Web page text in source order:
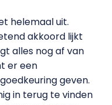
helemaal uit.
akkoord lijkt
alles nog af van
er een
geven.
in terug te vinden